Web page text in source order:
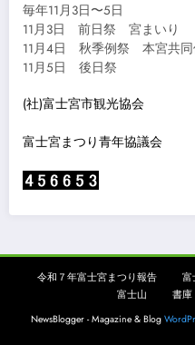
毎年11月3日〜5日
11月3日 前日祭 宮まいり
11月4日 秋季例祭 本宮共同
11月5日 後日祭
(社)富士宮市観光協会
富士宮まつり青年協議会
令和７年富士宮まつり報告 富
富士山
書庫
NewsBlogger - Magazine & Blog